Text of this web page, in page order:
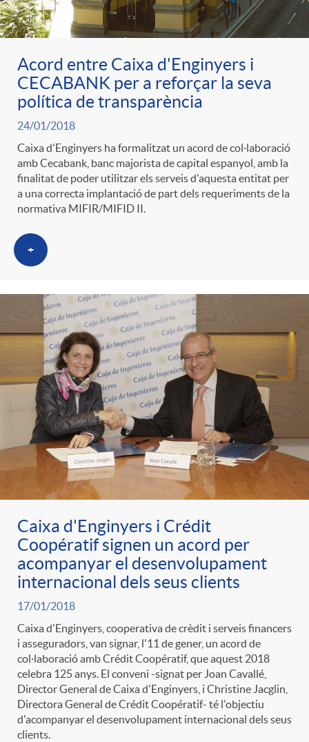
Acord entre Caixa d'Enginyers i
CECABANK per a reforçar la seva
política de transparència
24/01/2018
Caixa d'Enginyers ha formalitzat un acord de col·laboració
amb Cecabank, banc majorista de capital espanyol, amb la
finalitat de poder utilitzar els serveis d'aquesta entitat per
a una correcta implantació de part dels requeriments de la
normativa MIFIR/MIFID II.
+
Caixa d'Enginyers i Crédit
Coopératif signen un acord per
acompanyar el desenvolupament
internacional dels seus clients
17/01/2018
Caixa d'Enginyers, cooperativa de crèdit i serveis financers
i asseguradors, van signar, l'11 de gener, un acord de
col·laboració amb Crédit Coopératif, que aquest 2018
celebra 125 anys. El conveni -signat per Joan Cavallé,
Director General de Caixa d'Enginyers, i Christine Jacglin,
Directora General de Crédit Coopératif- té l'objectiu
d'acompanyar el desenvolupament internacional dels seus
clients.